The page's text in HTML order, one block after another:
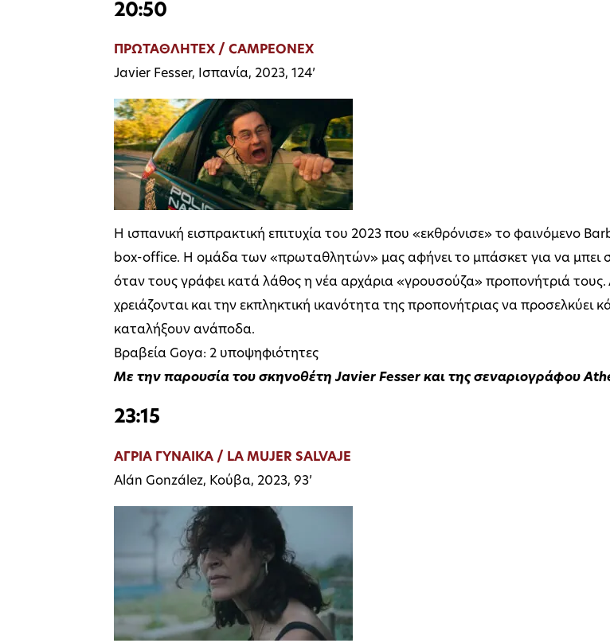
20:50
ΠΡΩΤΑΘΛΗΤΕΧ / CAMPEONEX
Javier Fesser, Ισπανία, 2023, 124’
Η ισπανική εισπρακτική επιτυχία του 2023 που «εκθρόνισε» το φαινόμενο
box-office. Η ομάδα των «πρωταθλητών» μας αφήνει το μπάσκετ για να μπει
όταν τους γράφει κατά λάθος η νέα αρχάρια «γρουσούζα» προπονήτριά τους.
χρειάζονται και την εκπληκτική ικανότητα της προπονήτριας να προσελκύει
καταλήξουν ανάποδα.
Βραβεία Goya: 2 υποψηφιότητες
Με την παρουσία του σκηνοθέτη Javier Fesser και της σεναριογράφου
23:15
ΑΓΡΙΑ ΓΥΝΑΙΚΑ / LA MUJER SALVAJE
Alán González, Κούβα, 2023, 93’